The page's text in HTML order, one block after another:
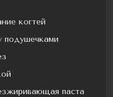
когтей
подушечками
паста